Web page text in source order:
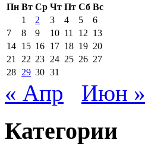
Пн Вт Ср Чт Пт Сб Вс
1
2 3 4 5
6
7
8 9 10 11 12 13
14 15 16 17 18 19 20
21
22 23 24 25 26 27
28 29 30 31
« Апр Июн »
Категории